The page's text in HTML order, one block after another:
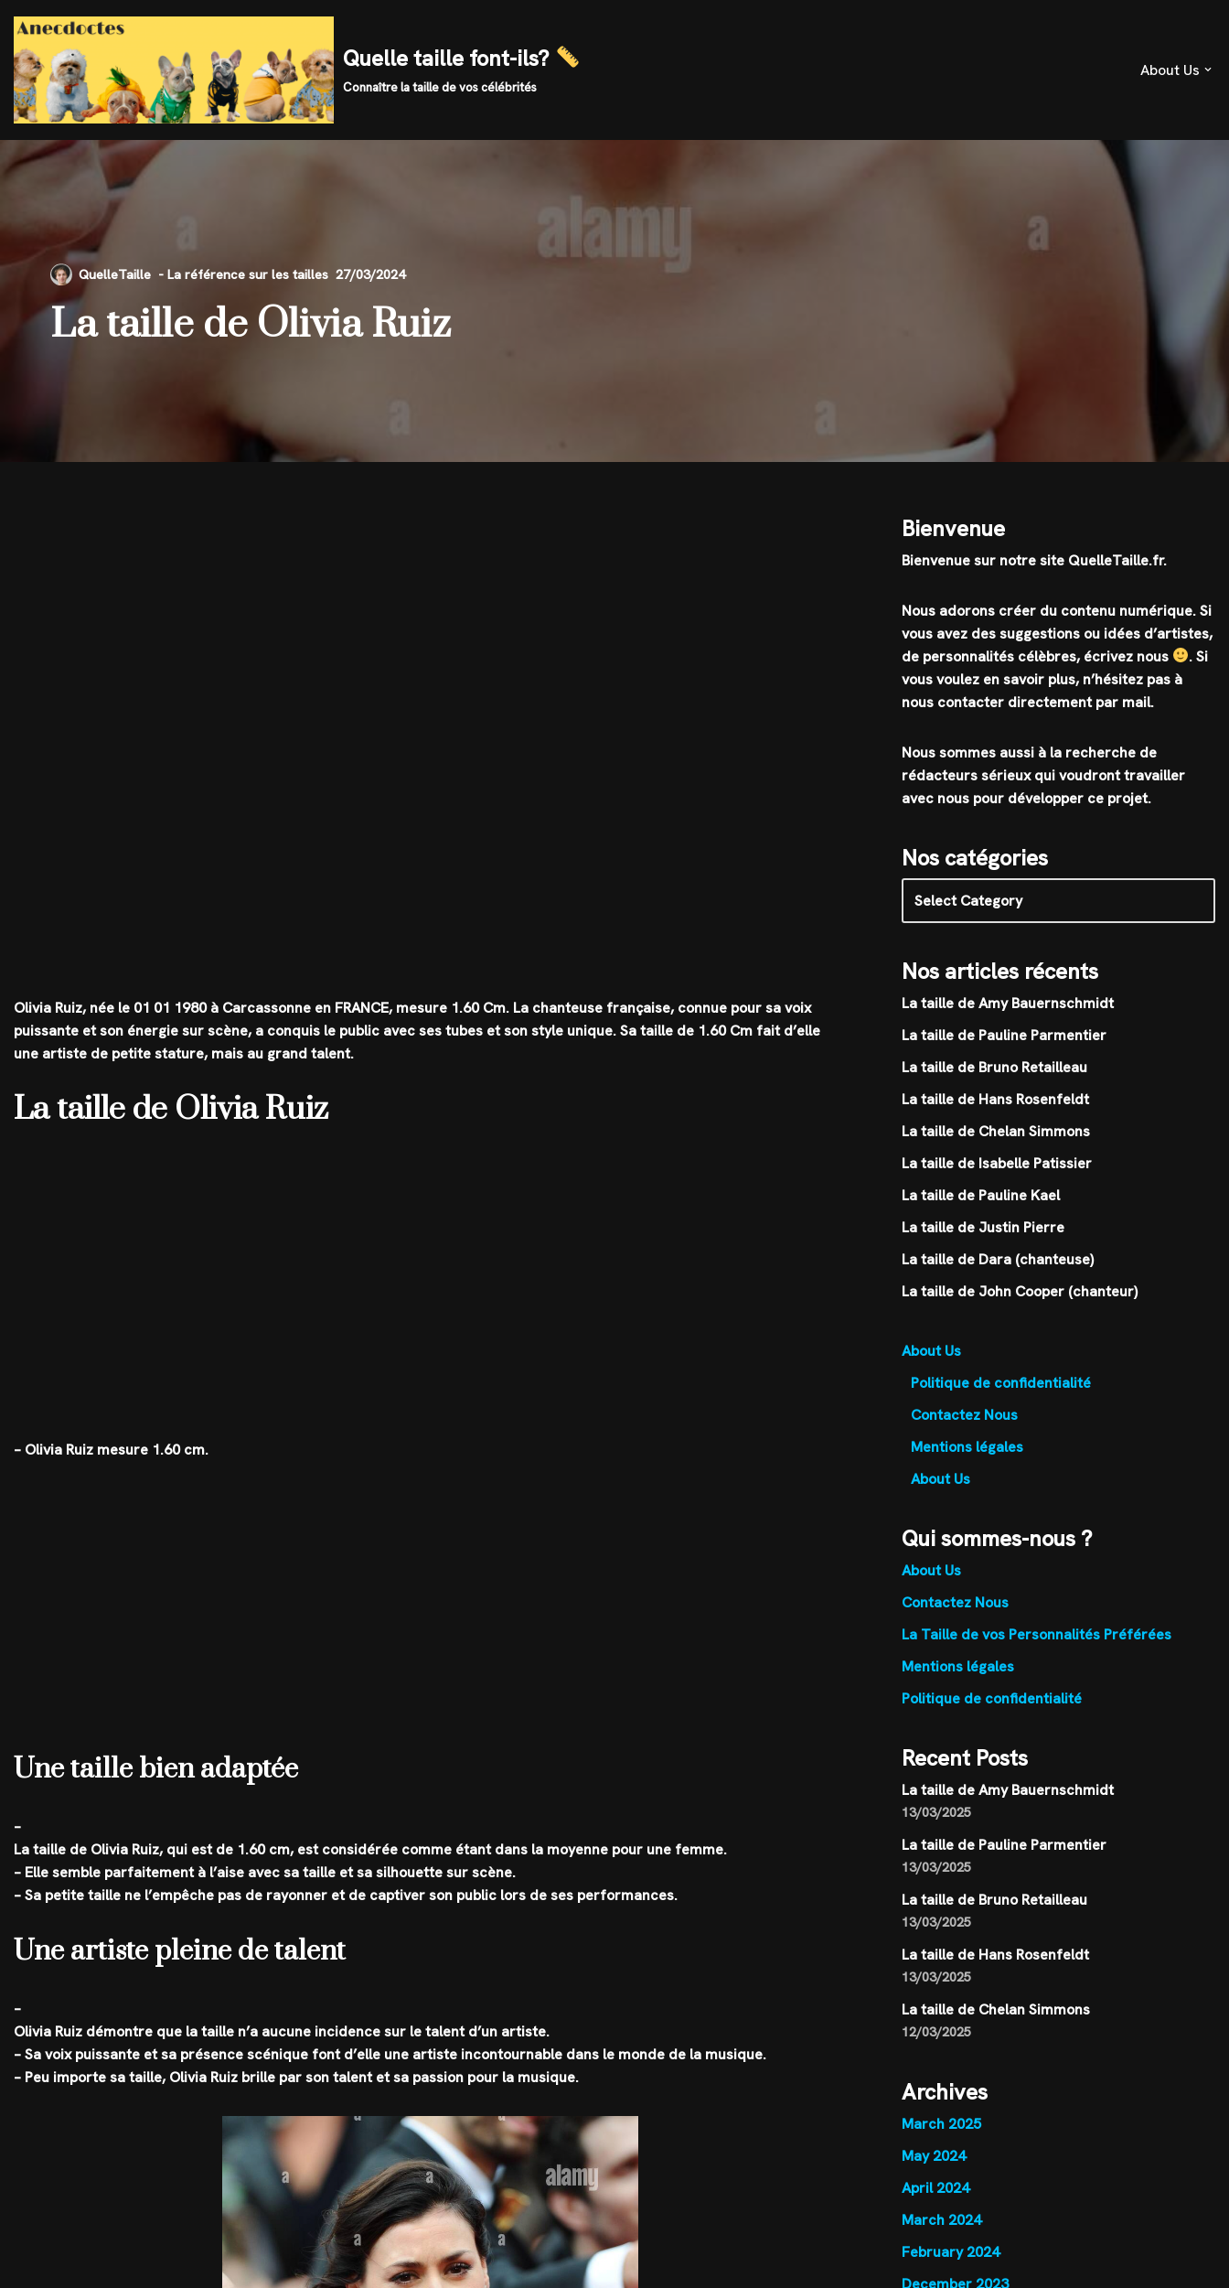
Skip
to
content
Quelle taille font-ils?
Connaître la taille de vos célébrités
About Us
QuelleTaille 27/03/2024
La taille de Olivia Ruiz
Olivia Ruiz, née le 01 01 1980 à Carcassonne en FRANCE, mesure 1.60 Cm. La chanteuse française, connue pour sa voix
puissante et son énergie sur scène, a conquis le public avec ses tubes et son style unique. Sa taille de 1.60 Cm fait d’elle
une artiste de petite stature, mais au grand talent.
La taille de Olivia Ruiz
– Olivia Ruiz mesure 1.60 cm.
Une taille bien adaptée
–
La taille de Olivia Ruiz, qui est de 1.60 cm, est considérée comme étant dans la moyenne pour une femme.
– Elle semble parfaitement à l’aise avec sa taille et sa silhouette sur scène.
– Sa petite taille ne l’empêche pas de rayonner et de captiver son public lors de ses performances.
Une artiste pleine de talent
–
Olivia Ruiz démontre que la taille n’a aucune incidence sur le talent d’un artiste.
– Sa voix puissante et sa présence scénique font d’elle une artiste incontournable dans le monde de la musique.
– Peu importe sa taille, Olivia Ruiz brille par son talent et sa passion pour la musique.
Bienvenue
Bienvenue sur notre site QuelleTaille.fr.
Nous adorons créer du contenu numérique. Si
vous avez des suggestions ou idées d’artistes,
de personnalités célèbres, écrivez nous
.Si
vous voulez en savoir plus, n’hésitez pas à
nous contacter directement par mail.
Nous sommes aussi à la recherche de
rédacteurs sérieux qui voudront travailler
avec nous pour développer ce projet.
Nos catégories
Nos articles récents
La taille de Amy Bauernschmidt
La taille de Pauline Parmentier
La taille de Bruno Retailleau
La taille de Hans Rosenfeldt
La taille de Chelan Simmons
La taille de Isabelle Patissier
La taille de Pauline Kael
La taille de Justin Pierre
La taille de Dara (chanteuse)
La taille de John Cooper (chanteur)
About Us
Politique de confidentialité
Contactez Nous
Mentions légales
About Us
Qui sommes-nous ?
About Us
Contactez Nous
La Taille de vos Personnalités Préférées
Mentions légales
Politique de confidentialité
Recent Posts
La taille de Amy Bauernschmidt
13/03/2025
La taille de Pauline Parmentier
13/03/2025
La taille de Bruno Retailleau
13/03/2025
La taille de Hans Rosenfeldt
13/03/2025
La taille de Chelan Simmons
12/03/2025
Archives
March 2025
May 2024
April 2024
March 2024
February 2024
December 2023